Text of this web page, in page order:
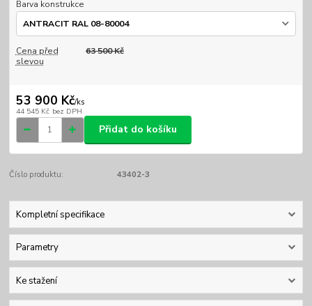
Barva konstrukce
Cena před
slevou
63 500 Kč
53 900 Kč/ks
44 545 Kč bez DPH
Přidat do košíku
Číslo produktu: 43402-3
Kompletní specifikace
Parametry
Ke stažení